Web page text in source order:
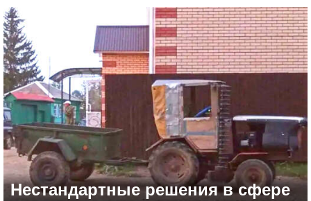
Нестандартные решения в сфере